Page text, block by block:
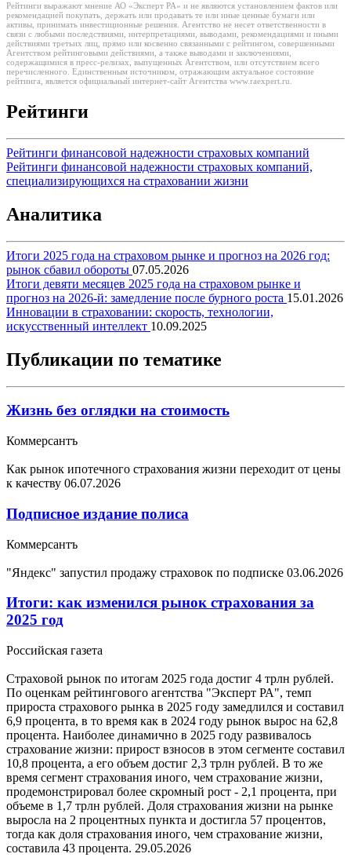
Рейтинги выражают мнение АО «Эксперт РА» и не являются установлением фактов или
рекомендацией покупать, держать или продавать те или иные ценные бумаги или
активы, принимать инвестиционные решения. Агентство не несет ответственности в
связи с любыми последствиями, интерпретациями, выводами, рекомендациями и иными
действиями третьих лиц, прямо или косвенно связанными с рейтингом, совершенными
Агентством рейтинговыми действиями, а также выводами и заключениями,
содержащимися в пресс-релизах, выпущенных Агентством, или отсутствием всего
перечисленного. Единственным источником, отражающим актуальное состояние
рейтинга, является официальный интернет-сайт Агентства www.raexpert.ru.
Рейтинги
Рейтинги финансовой надежности страховых компаний
Рейтинги финансовой надежности страховых компаний,
специализирующихся на страховании жизни
Аналитика
Итоги 2025 года на страховом рынке и прогноз на 2026 год:
рынок сбавил обороты 07.05.2026
Итоги девяти месяцев 2025 года на страховом рынке и
прогноз на 2026-й: замедление после бурного роста 15.01.2026
Инновации в страховании: скорость, технологии,
искусственный интеллект 10.09.2025
Публикации по тематике
Жизнь без оглядки на стоимость
Коммерсантъ
Как рынок ипотечного страхования жизни переходит от цены
к качеству 06.07.2026
Подписное издание полиса
Коммерсантъ
"Яндекс" запустил продажу страховок по подписке 03.06.2026
Итоги: как изменился рынок страхования за
2025 год
Российская газета
Страховой рынок по итогам 2025 года достиг 4 трлн рублей.
По оценкам рейтингового агентства "Эксперт РА", темп
прироста страхового рынка в 2025 году замедлился и составил
6,9 процента, в то время как в 2024 году рынок вырос на 62,8
процента. Наиболее динамично в 2025 году развивалось
страхование жизни: прирост взносов в этом сегменте составил
10,8 процента, а его объем достиг 2,3 трлн рублей. В то же
время сегмент страхования иного, чем страхование жизни,
продемонстрировал более скромный рост - 2,1 процента, при
объеме в 1,7 трлн рублей. Доля страхования жизни на рынке
выросла на 2 процентных пункта и достигла 57 процентов,
тогда как доля страхования иного, чем страхование жизни,
составила 43 процента. 29.05.2026